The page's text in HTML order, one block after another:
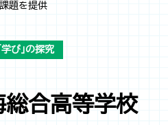
題を提供
「学び」の探究
合高等学校